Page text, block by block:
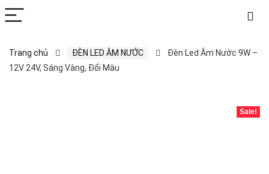
Trang chủ ĐÈN LED ÂM NƯỚC
Đèn Led Âm Nước 9W –
12V 24V, Sáng Vàng, Đổi Màu
Sale!